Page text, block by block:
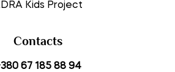
Kids Project
Contacts
67 185 88 94